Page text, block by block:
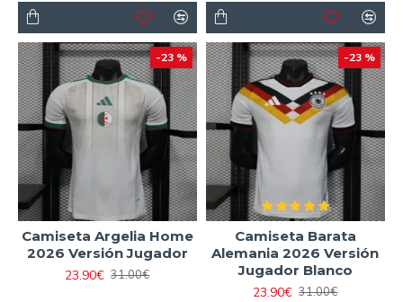
-23 %
Camiseta Argelia Home
2026 Versión Jugador
23.90€ 31.00€
-23 %
Camiseta Barata
Alemania 2026 Versión
Jugador Blanco
23.90€ 31.00€